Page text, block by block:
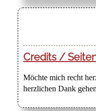
Credits /
Möchte mich recht
herzlichen Dank